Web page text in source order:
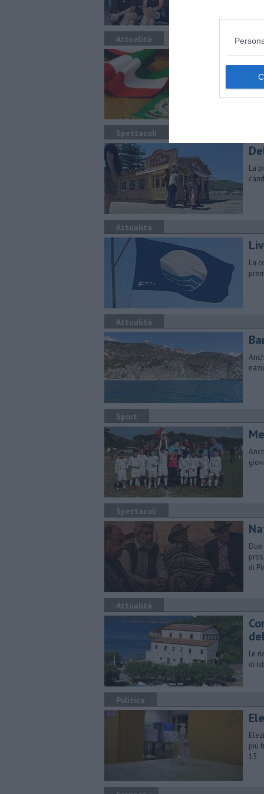
Attualità
In
Spettacoli
La
Attualità
La
Attualità
Sport
Spettacoli
di
Attualità
Le
di
Politica
più
15